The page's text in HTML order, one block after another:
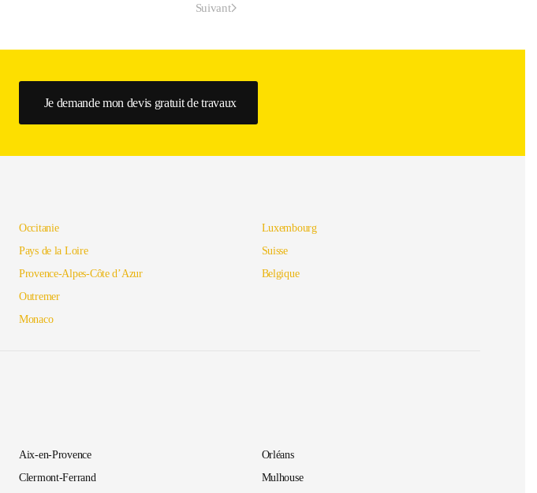
Suivant
Je demande mon devis gratuit de travaux
Occitanie
Pays de la Loire
Provence-Alpes-Côte d’Azur
Outremer
Monaco
Luxembourg
Suisse
Belgique
Aix-en-Provence
Clermont-Ferrand
Orléans
Mulhouse